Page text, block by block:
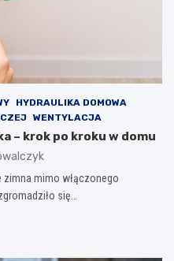
HYDRAULIKA DOMOWA
WENTYLACJA
– krok po kroku w domu
mimo włączonego
się…